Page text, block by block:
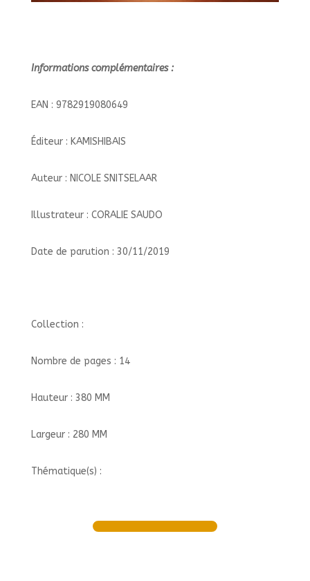
Informations complémentaires :
EAN : 9782919080649
Éditeur : KAMISHIBAIS
Auteur : NICOLE SNITSELAAR
Illustrateur : CORALIE SAUDO
Date de parution : 30/11/2019
Collection :
Nombre de pages : 14
Hauteur : 380 MM
Largeur : 280 MM
Thématique(s) :